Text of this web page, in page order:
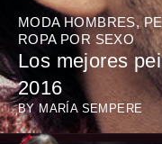
MODA HOMBRES,
ROPA POR SEXO
Los mejores
2016
BY MARÍA SEMPERE